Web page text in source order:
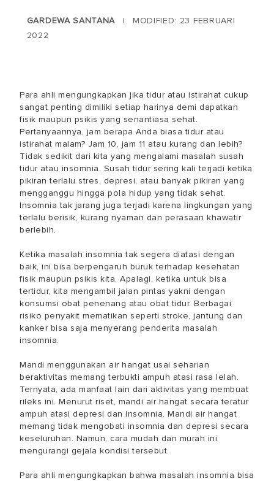
GARDEWA SANTANA |
MODIFIED: 23 FEBRUARI
2022
Para ahli mengungkapkan jika tidur atau istirahat cukup
sangat penting dimiliki setiap harinya demi dapatkan
fisik maupun psikis yang senantiasa sehat.
Pertanyaannya, jam berapa Anda biasa tidur atau
istirahat malam? Jam 10, jam 11 atau kurang dan lebih?
Tidak sedikit dari kita yang mengalami masalah susah
tidur atau insomnia. Susah tidur sering kali terjadi ketika
pikiran terlalu stres, depresi, atau banyak pikiran yang
mengganggu hingga pola hidup yang tidak sehat.
Insomnia tak jarang juga terjadi karena lingkungan yang
terlalu berisik, kurang nyaman dan perasaan khawatir
berlebih.
Ketika masalah insomnia tak segera diatasi dengan
baik, ini bisa berpengaruh buruk terhadap kesehatan
fisik maupun psikis kita. Apalagi, ketika untuk bisa
tertidur, kita mengambil jalan pintas yakni dengan
konsumsi obat penenang atau obat tidur. Berbagai
risiko penyakit mematikan seperti stroke, jantung dan
kanker bisa saja menyerang penderita masalah
insomnia.
Mandi menggunakan air hangat usai seharian
beraktivitas memang terbukti ampuh atasi rasa lelah.
Ternyata, ada manfaat lain dari aktivitas yang membuat
rileks ini. Menurut riset, mandi air hangat secara teratur
ampuh atasi depresi dan insomnia. Mandi air hangat
memang tidak mengobati insomnia dan depresi secara
keseluruhan. Namun, cara mudah dan murah ini
mengurangi gejala kondisi tersebut.
Para ahli mengungkapkan bahwa masalah insomnia bisa